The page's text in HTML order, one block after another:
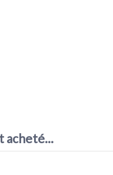
acheté...